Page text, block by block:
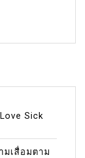
Sick
เสื่อมตาม